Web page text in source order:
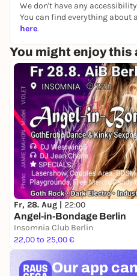
Fiktion, tasten sich unter
der Suche nach einem
selten verrutscht.
Nach ihrer Mitarbeit an
kehrt Joana Tischkau als
Gorki Theater zurück.
Studio Я Regie, mit dem
selbst in einer der
Uraufführung 7/Februar
Foto: Esra Rotthoff
We don't have any
You can find everything about
here.
You might enjoy this
Fr, 28. Aug | 22:00
Angel-in-Bondage Berlin
Insomnia Club Berlin
22,00 to 25,00 €
Our app can